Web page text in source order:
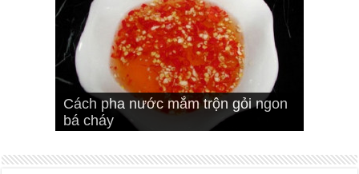
Cách pha nước mắm trộn gỏi ngon
bá cháy
Bí quyết để chiên đậu hũ giòn ngon
Cách ướp sườn non nướng ngon
đúng vị
Cách ướp thịt heo chiên ngon mềm
Bật mí cách ướp sườn cơm tấm
ngon